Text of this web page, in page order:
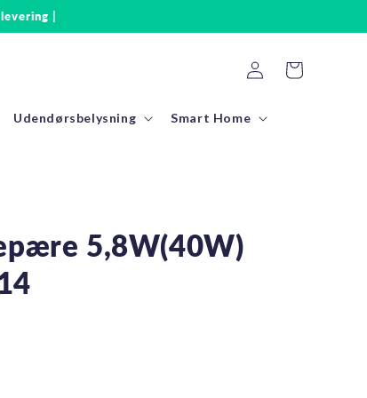
|
Udendørsbelysning Smart Home
Log
ind
Indkøbskurv
5,8W(40W)